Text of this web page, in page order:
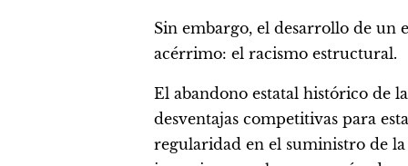
Sin embargo, el desarrollo de un
acérrimo: el racismo estructural.
El abandono estatal histórico de
desventajas competitivas para
regularidad en el suministro de